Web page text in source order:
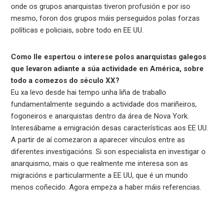
onde os grupos anarquistas tiveron profusión e por iso
mesmo, foron dos grupos máis perseguidos polas forzas
políticas e policiais, sobre todo en EE UU.
Como lle espertou o interese polos anarquistas galegos
que levaron adiante a súa actividade en América, sobre
todo a comezos do século XX?
Eu xa levo desde hai tempo unha liña de traballo
fundamentalmente seguindo a actividade dos mariñeiros,
fogoneiros e anarquistas dentro da área de Nova York.
Interesábame a emigración desas características aos EE UU.
A partir de aí comezaron a aparecer vínculos entre as
diferentes investigacións. Si son especialista en investigar o
anarquismo, mais o que realmente me interesa son as
migracións e particularmente a EE UU, que é un mundo
menos coñecido. Agora empeza a haber máis referencias.